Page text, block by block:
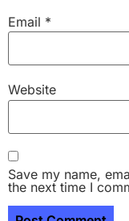
Email *
Website
Save my name,
the next time I